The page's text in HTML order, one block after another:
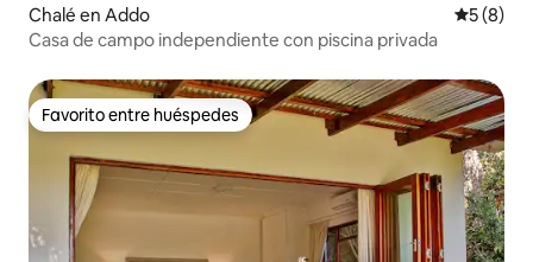
Chalé en Addo
5 (8)
Casa de campo independiente con piscina privada
Favorito entre huéspedes
Favorito entre huéspedes